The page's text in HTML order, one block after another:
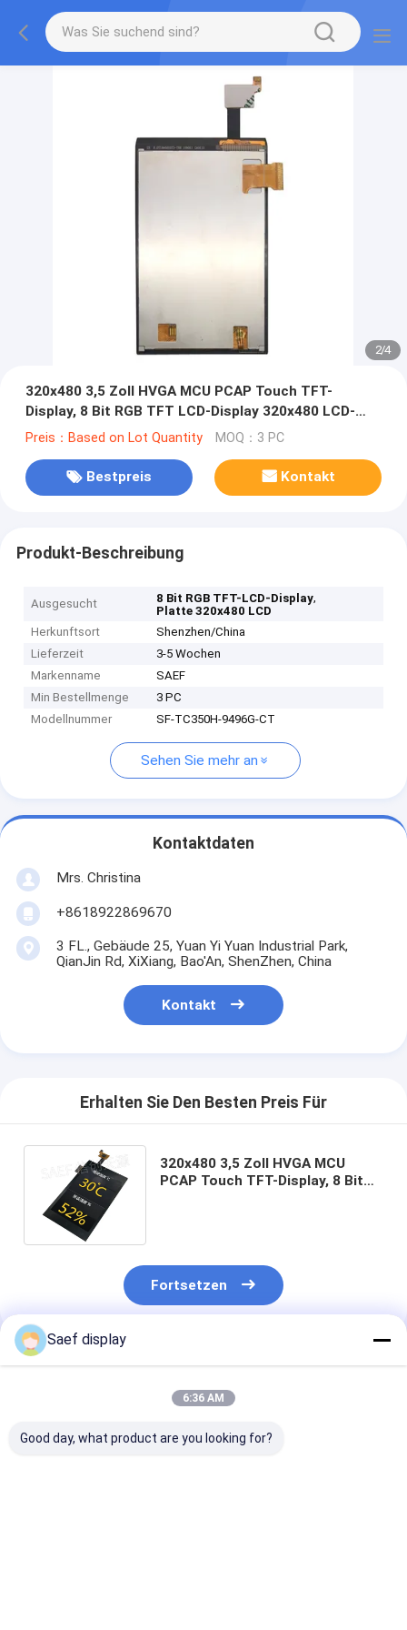
2/4
320x480 3,5 Zoll HVGA MCU PCAP Touch TFT-
Display, 8 Bit RGB TFT LCD-Display 320x480 LCD-
Panel
Preis：Based on Lot Quantity MOQ：3 PC
Bestpreis Kontakt
Produkt-Beschreibung
Ausgesucht 8 Bit RGB TFT-LCD-Display,
Platte 320x480 LCD
Herkunftsort
Shenzhen/China
Lieferzeit
3-5 Wochen
Markenname
SAEF
Min Bestellmenge
3 PC
Modellnummer
SF-TC350H-9496G-CT
Sehen Sie mehr an
Kontaktdaten
Mrs. Christina
+8618922869670
3 FL., Gebäude 25, Yuan Yi Yuan Industrial Park,
QianJin Rd, XiXiang, Bao'An, ShenZhen, China
Kontakt
Erhalten Sie Den Besten Preis Für
320x480 3,5 Zoll HVGA MCU
PCAP Touch TFT-Display, 8 Bit
Fortsetzen
Empfohlene Produkte
Saef display
6:36 AM
Good day, what product are you looking for?